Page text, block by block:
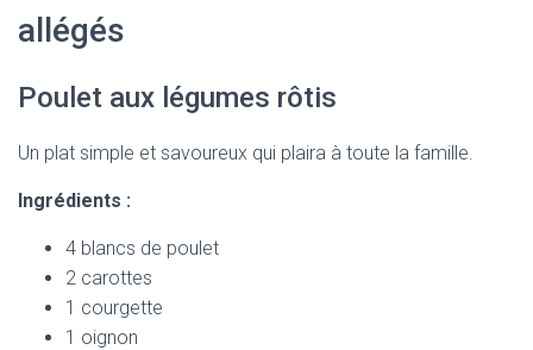
allégés
Poulet aux légumes rôtis
Un plat simple et savoureux qui plaira à toute la famille.
Ingrédients :
4 blancs de poulet
2 carottes
1 courgette
1 oignon